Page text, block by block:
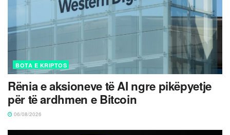
BOTA E KRIPTOS
Rënia e aksioneve të AI ngre pikëpyetje
për të ardhmen e Bitcoin
06/08/2026